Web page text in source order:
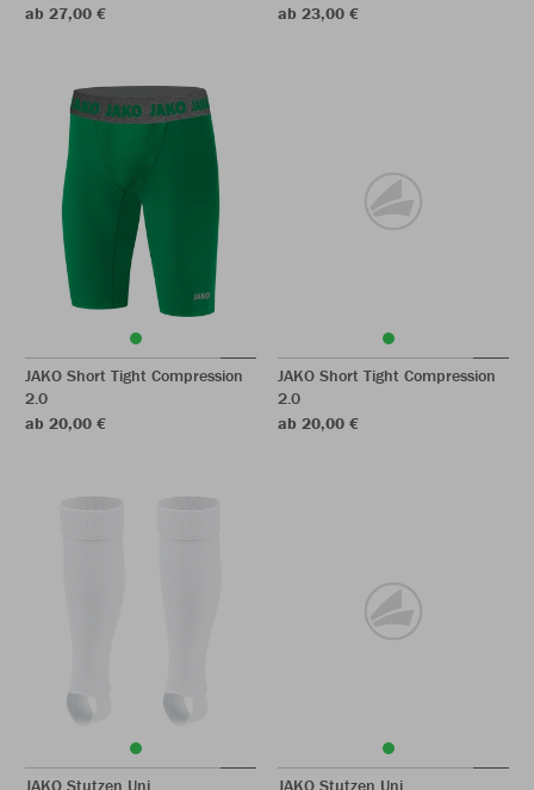
ab 27,00 €
ab 23,00 €
JAKO Short Tight Compression
2.0
ab 20,00 €
JAKO Short Tight Compression
2.0
ab 20,00 €
JAKO Stutzen Uni JAKO Stutzen Uni